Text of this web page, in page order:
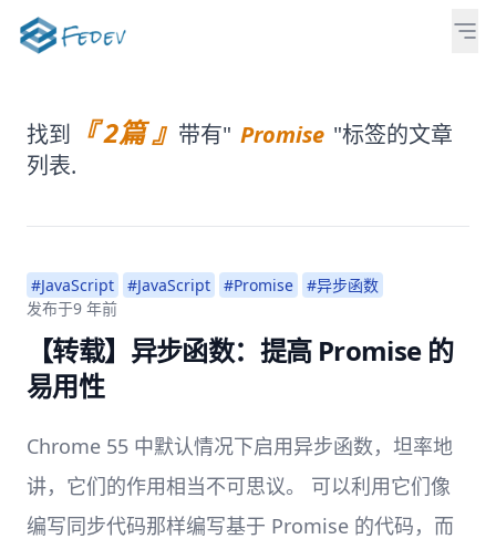
找到 『 2篇 』 带有" Promise "标签的文章
列表.
#JavaScript #JavaScript #Promise
#异步函数
发布于9 年前
【转载】异步函数：提高 Promise 的
易用性
Chrome 55 中默认情况下启用异步函数，坦率地
讲，它们的作用相当不可思议。 可以利用它们像
编写同步代码那样编写基于 Promise 的代码，而